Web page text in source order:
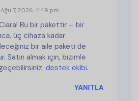
Ağu 7, 2026, 4:49 pm
Bu bir pakettir – bir
üç cihaza kadar
bir aile paketi de
Satın almak için, bizimle
destek ekibi.
YANITLA